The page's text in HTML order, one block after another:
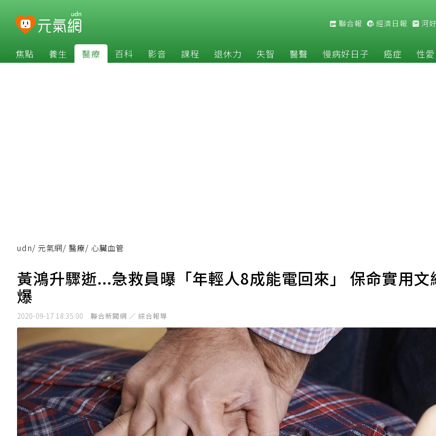
聯合報 經濟日報 河
焦點 養生 醫療 百科 影音 課程 退休力 失智 醫聲 慢病好日子 癌症 性愛
udn/ 元氣網/ 醫療/ 心臟血管
黃鴻升驟逝...急救員曝「年輕人8成能電回來」 保命實用
爆
2020-09-17 18:35:00 聯合新聞網 ／ 綜合報導